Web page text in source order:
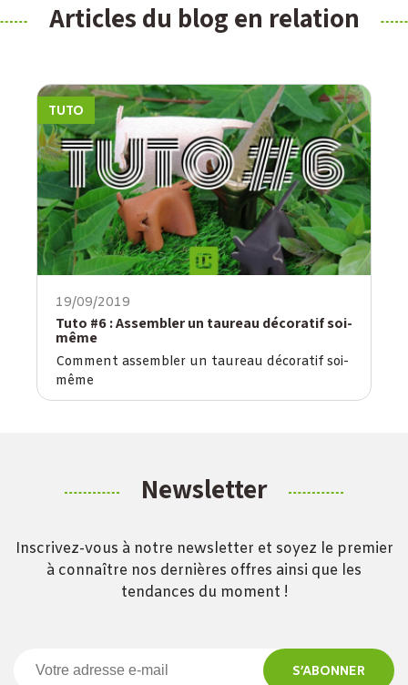
Articles du blog en relation
TUTO
19/09/2019
Tuto #6 : Assembler un taureau décoratif soi-
même
Comment assembler un taureau décoratif soi-
même
Newsletter
Inscrivez-vous à notre newsletter et soyez le premier
à connaître nos dernières offres ainsi que les
tendances du moment !
S’ABONNER